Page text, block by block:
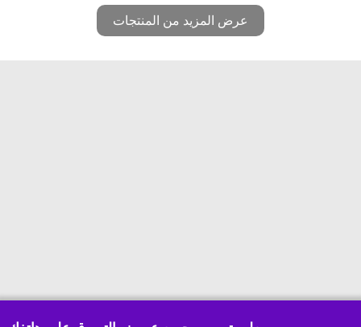
عرض المزيد من المنتجات